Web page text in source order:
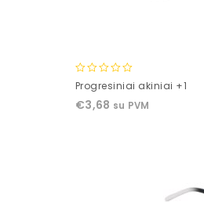
0
of
Progresiniai akiniai +1
€3,68 su PVM